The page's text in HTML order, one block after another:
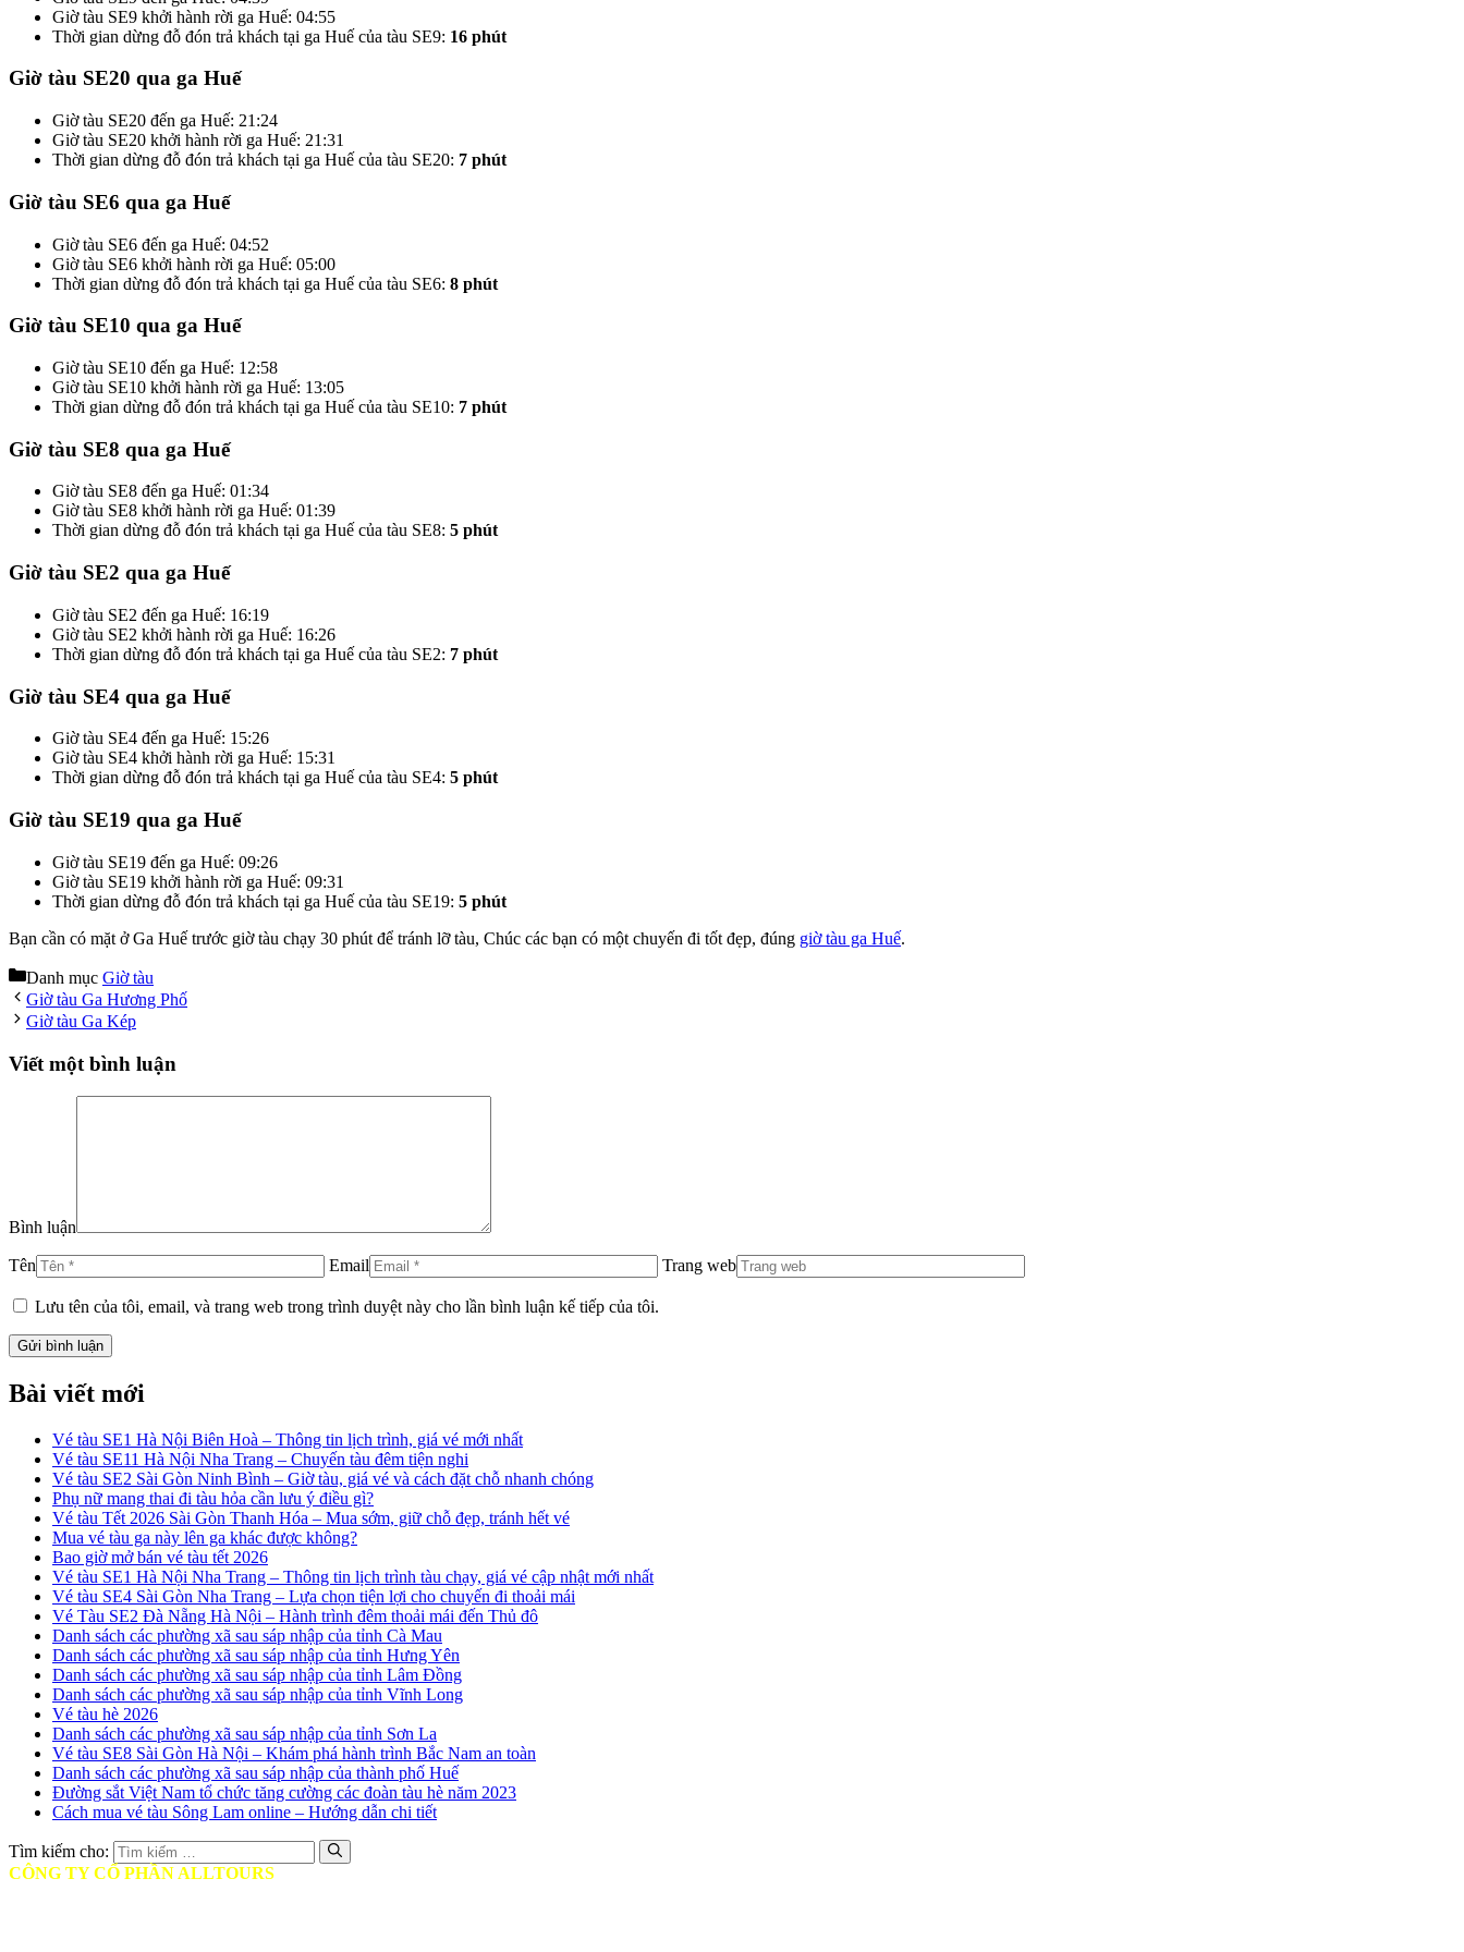
Giờ tàu SE9 khởi hành rời ga Huế: 04:55
Thời gian dừng đỗ đón trả khách tại ga Huế của tàu SE9: 16 phút
Giờ tàu SE20 qua ga Huế
Giờ tàu SE20 đến ga Huế: 21:24
Giờ tàu SE20 khởi hành rời ga Huế: 21:31
Thời gian dừng đỗ đón trả khách tại ga Huế của tàu SE20: 7 phút
Giờ tàu SE6 qua ga Huế
Giờ tàu SE6 đến ga Huế: 04:52
Giờ tàu SE6 khởi hành rời ga Huế: 05:00
Thời gian dừng đỗ đón trả khách tại ga Huế của tàu SE6: 8 phút
Giờ tàu SE10 qua ga Huế
Giờ tàu SE10 đến ga Huế: 12:58
Giờ tàu SE10 khởi hành rời ga Huế: 13:05
Thời gian dừng đỗ đón trả khách tại ga Huế của tàu SE10: 7 phút
Giờ tàu SE8 qua ga Huế
Giờ tàu SE8 đến ga Huế: 01:34
Giờ tàu SE8 khởi hành rời ga Huế: 01:39
Thời gian dừng đỗ đón trả khách tại ga Huế của tàu SE8: 5 phút
Giờ tàu SE2 qua ga Huế
Giờ tàu SE2 đến ga Huế: 16:19
Giờ tàu SE2 khởi hành rời ga Huế: 16:26
Thời gian dừng đỗ đón trả khách tại ga Huế của tàu SE2: 7 phút
Giờ tàu SE4 qua ga Huế
Giờ tàu SE4 đến ga Huế: 15:26
Giờ tàu SE4 khởi hành rời ga Huế: 15:31
Thời gian dừng đỗ đón trả khách tại ga Huế của tàu SE4: 5 phút
Giờ tàu SE19 qua ga Huế
Giờ tàu SE19 đến ga Huế: 09:26
Giờ tàu SE19 khởi hành rời ga Huế: 09:31
Thời gian dừng đỗ đón trả khách tại ga Huế của tàu SE19: 5 phút
Bạn cần có mặt ở Ga Huế trước giờ tàu chạy 30 phút để tránh lỡ tàu, Chúc các bạn có một chuyến đi tốt đẹp, đúng giờ tàu ga Huế.
Danh mục Giờ tàu
Giờ tàu Ga Hương Phố
Giờ tàu Ga Kép
Viết một bình luận
Bình luận
Tên Email Trang web
Lưu tên của tôi, email, và trang web trong trình duyệt này cho lần bình luận kế tiếp của tôi.
Bài viết mới
Vé tàu SE1 Hà Nội Biên Hoà – Thông tin lịch trình, giá vé mới nhất
Vé tàu SE11 Hà Nội Nha Trang – Chuyến tàu đêm tiện nghi
Vé tàu SE2 Sài Gòn Ninh Bình – Giờ tàu, giá vé và cách đặt chỗ nhanh chóng
Phụ nữ mang thai đi tàu hỏa cần lưu ý điều gì?
Vé tàu Tết 2026 Sài Gòn Thanh Hóa – Mua sớm, giữ chỗ đẹp, tránh hết vé
Mua vé tàu ga này lên ga khác được không?
Bao giờ mở bán vé tàu tết 2026
Vé tàu SE1 Hà Nội Nha Trang – Thông tin lịch trình tàu chạy, giá vé cập nhật mới nhất
Vé tàu SE4 Sài Gòn Nha Trang – Lựa chọn tiện lợi cho chuyến đi thoải mái
Vé Tàu SE2 Đà Nẵng Hà Nội – Hành trình đêm thoải mái đến Thủ đô
Danh sách các phường xã sau sáp nhập của tỉnh Cà Mau
Danh sách các phường xã sau sáp nhập của tỉnh Hưng Yên
Danh sách các phường xã sau sáp nhập của tỉnh Lâm Đồng
Danh sách các phường xã sau sáp nhập của tỉnh Vĩnh Long
Vé tàu hè 2026
Danh sách các phường xã sau sáp nhập của tỉnh Sơn La
Vé tàu SE8 Sài Gòn Hà Nội – Khám phá hành trình Bắc Nam an toàn
Danh sách các phường xã sau sáp nhập của thành phố Huế
Đường sắt Việt Nam tổ chức tăng cường các đoàn tàu hè năm 2023
Cách mua vé tàu Sông Lam online – Hướng dẫn chi tiết
Tìm kiếm cho:
CÔNG TY CỔ PHẦN ALLTOURS